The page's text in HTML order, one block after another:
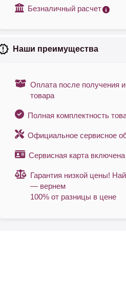
Безналичный расчет
Наши преимущества
Оплата после получения
товара
Полная комплектность
Официальное сервисное
Сервисная карта
Гарантия низкой цены!
— вернем
100% от разницы в цене